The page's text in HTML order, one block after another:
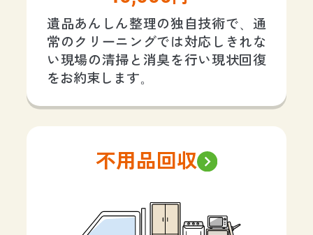
遺品あんしん整理の独自技術で、通
常のクリーニングでは対応しきれな
い現場の清掃と消臭を行い現状回復
をお約束します。
不用品回収